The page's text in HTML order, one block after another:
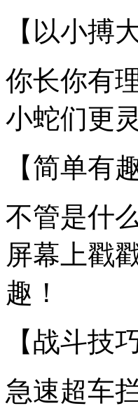
【以小搏
你长你有
小蛇们更
【简单有
不管是什
屏幕上戳
趣！
【战斗技
急速超车